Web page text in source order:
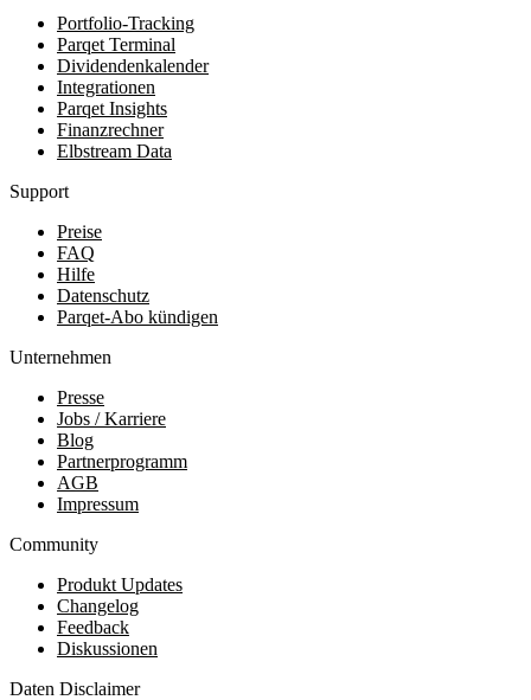
Portfolio-Tracking
Parqet Terminal
Dividendenkalender
Integrationen
Parqet Insights
Finanzrechner
Elbstream Data
Support
Preise
FAQ
Hilfe
Datenschutz
Parqet-Abo kündigen
Unternehmen
Presse
Jobs / Karriere
Blog
Partnerprogramm
AGB
Impressum
Community
Produkt Updates
Changelog
Feedback
Diskussionen
Daten Disclaimer